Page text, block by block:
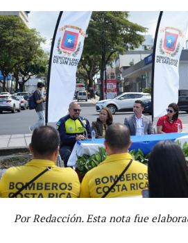
Por Redacción. Esta nota fue